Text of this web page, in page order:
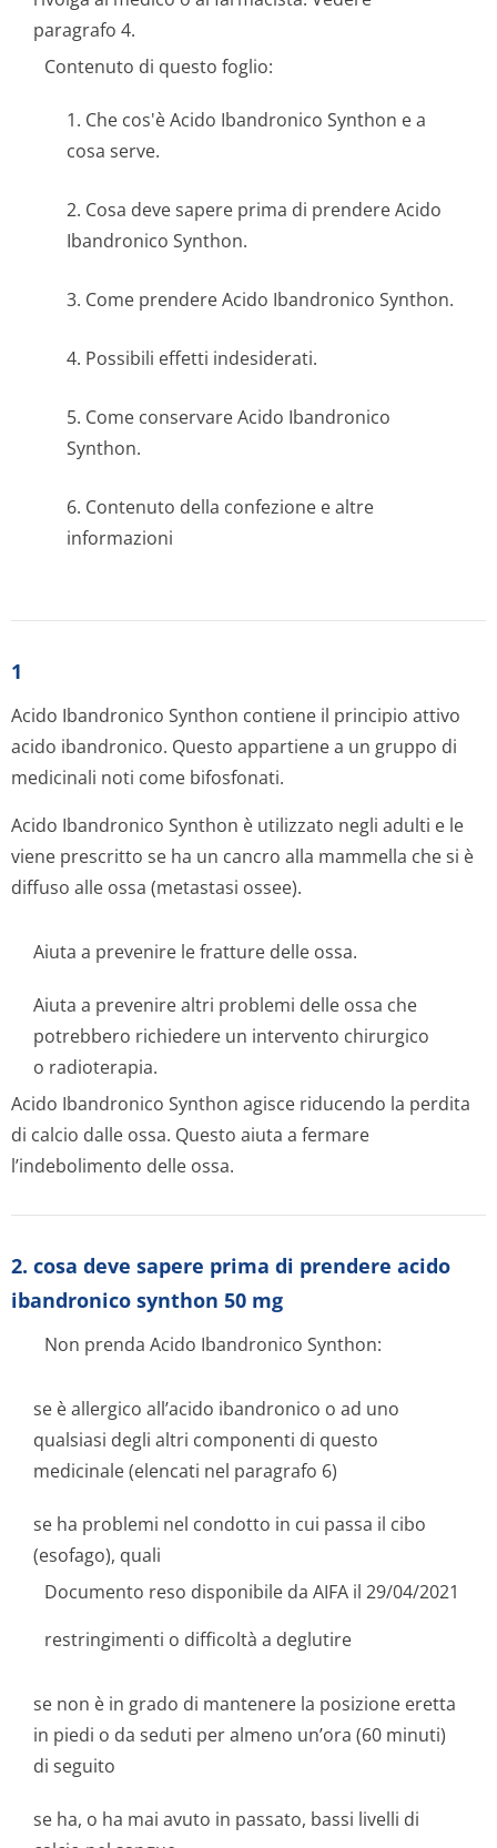
paragrafo 4.
Contenuto di questo foglio:
1. Che cos'è Acido Ibandronico Synthon e a
cosa serve.
2. Cosa deve sapere prima di prendere Acido
Ibandronico Synthon.
3. Come prendere Acido Ibandronico Synthon.
4. Possibili effetti indesiderati.
5. Come conservare Acido Ibandronico
Synthon.
6. Contenuto della confezione e altre
informazioni
1
Acido Ibandronico Synthon contiene il principio attivo
acido ibandronico. Questo appartiene a un gruppo di
medicinali noti come bifosfonati.
Acido Ibandronico Synthon è utilizzato negli adulti e le
viene prescritto se ha un cancro alla mammella che si è
diffuso alle ossa (metastasi ossee).
Aiuta a prevenire le fratture delle ossa.
Aiuta a prevenire altri problemi delle ossa che
potrebbero richiedere un intervento chirurgico
o radioterapia.
Acido Ibandronico Synthon agisce riducendo la perdita
di calcio dalle ossa. Questo aiuta a fermare
l’indebolimento delle ossa.
2. cosa deve sapere prima di prendere acido
ibandronico synthon 50 mg
Non prenda Acido Ibandronico Synthon:
se è allergico all’acido ibandronico o ad uno
qualsiasi degli altri componenti di questo
medicinale (elencati nel paragrafo 6)
se ha problemi nel condotto in cui passa il cibo
(esofago), quali
Documento reso disponibile da AIFA il 29/04/2021
restringimenti o difficoltà a deglutire
se non è in grado di mantenere la posizione eretta
in piedi o da seduti per almeno un’ora (60 minuti)
di seguito
se ha, o ha mai avuto in passato, bassi livelli di